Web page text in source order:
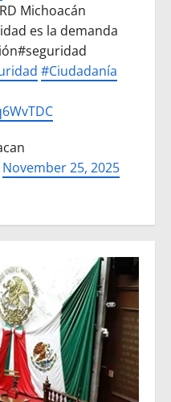
Michoacán
es la demanda
#Ciudadanía
November 25, 2025